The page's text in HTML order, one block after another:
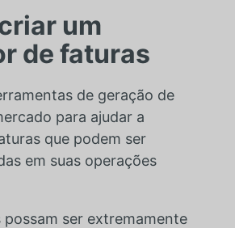
um
de faturas
de geração de
para ajudar a
que podem ser
em suas operações
possam ser extremamente